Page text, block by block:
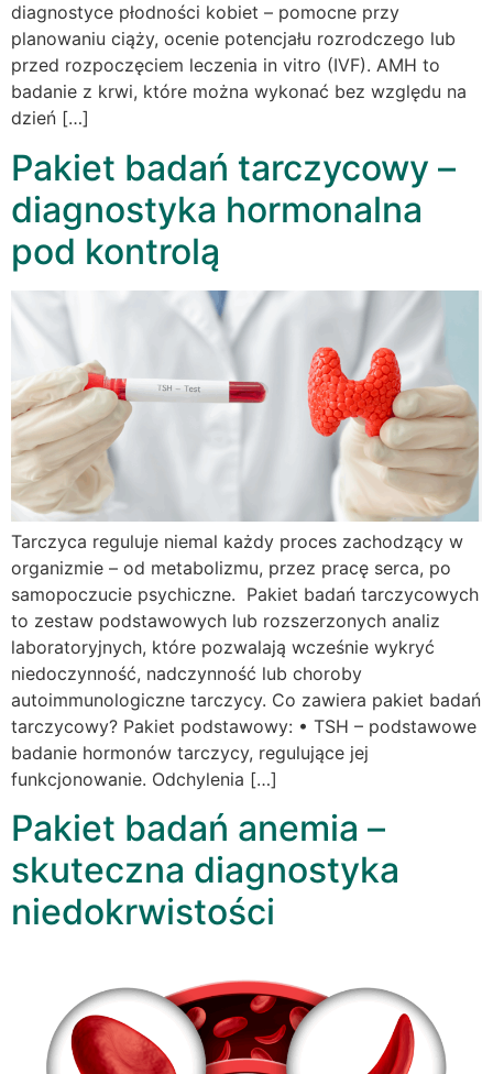
diagnostyce płodności kobiet – pomocne przy
planowaniu ciąży, ocenie potencjału rozrodczego lub
przed rozpoczęciem leczenia in vitro (IVF). AMH to
badanie z krwi, które można wykonać bez względu na
dzień […]
Pakiet badań tarczycowy –
diagnostyka hormonalna
pod kontrolą
Tarczyca reguluje niemal każdy proces zachodzący w
organizmie – od metabolizmu, przez pracę serca, po
samopoczucie psychiczne. Pakiet badań tarczycowych
to zestaw podstawowych lub rozszerzonych analiz
laboratoryjnych, które pozwalają wcześnie wykryć
niedoczynność, nadczynność lub choroby
autoimmunologiczne tarczycy. Co zawiera pakiet badań
tarczycowy? Pakiet podstawowy: • TSH – podstawowe
badanie hormonów tarczycy, regulujące jej
funkcjonowanie. Odchylenia […]
Pakiet badań anemia –
skuteczna diagnostyka
niedokrwistości